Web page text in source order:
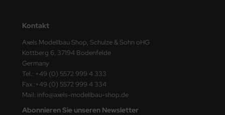
Kontakt
Axels Modellbau Shop, Schulze & Sohn oHG
Kottberg 6, 37194 Bodenfelde
Germany
Tel.: +49 (0) 5572 999 4 333
Fax.:+49 (0) 5572 999 4 334
Mail: info@axels-modellbau-shop.de
Abonnieren Sie unseren Newsletter